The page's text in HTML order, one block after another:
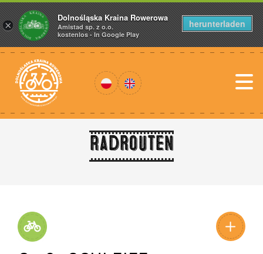
Radrouten
×
Dolnośląska Kraina Rowerowa
Amistad sp. z o.o.
kostenlos - In Google Play
herunterladen